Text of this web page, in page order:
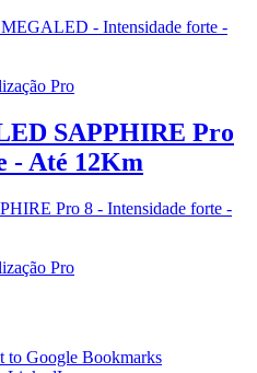
Pro
SAPPHIRE Pro
- Até 12Km
Pro